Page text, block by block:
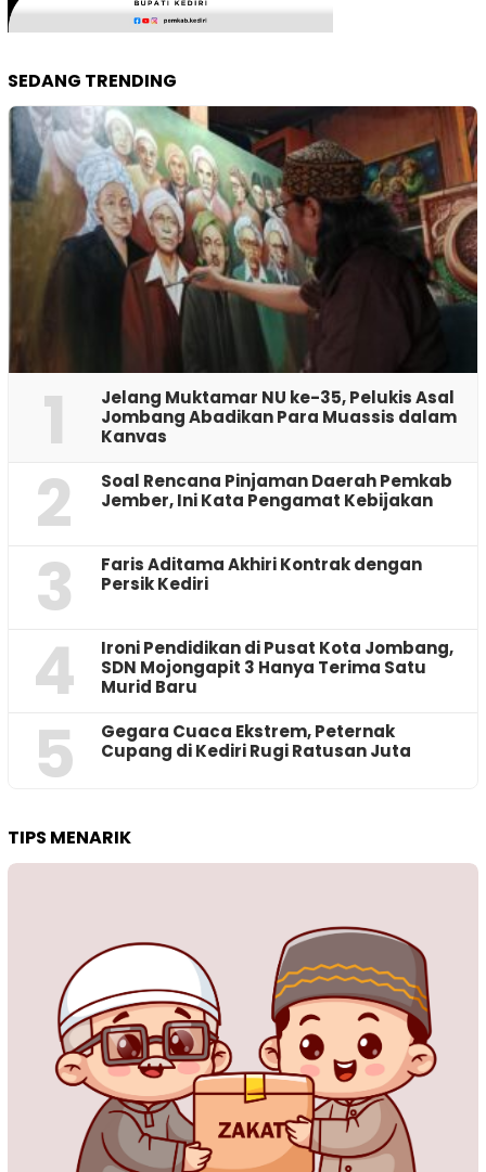
SEDANG TRENDING
1
Jelang Muktamar NU ke-35, Pelukis Asal
Jombang Abadikan Para Muassis dalam
Kanvas
2
‎Soal Rencana Pinjaman Daerah Pemkab
Jember, Ini Kata Pengamat Kebijakan ‎
3
Faris Aditama Akhiri Kontrak dengan
Persik Kediri
4
Ironi Pendidikan di Pusat Kota Jombang,
SDN Mojongapit 3 Hanya Terima Satu
Murid Baru
5
‎Gegara Cuaca Ekstrem, Peternak
Cupang di Kediri Rugi Ratusan Juta
TIPS MENARIK